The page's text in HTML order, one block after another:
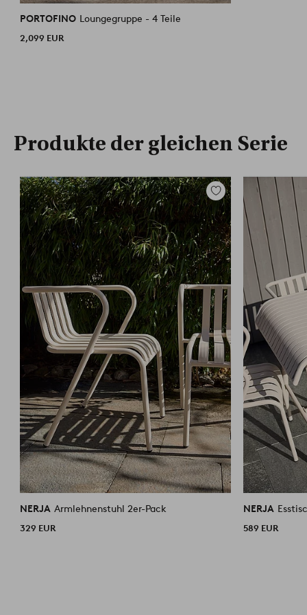
PORTOFINO Loungegruppe - 4 Teile
2,099 EUR
Produkte der gleichen Serie
Zu
Favoriten
hinzufügen
NERJA Armlehnenstuhl 2er-Pack
329 EUR
NERJA
589 EUR